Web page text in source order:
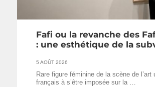
Fafi ou la revanche des
: une esthétique de la
5 AOÛT 2026
Rare figure féminine de la scène de l’art
français à s’être imposée sur la …